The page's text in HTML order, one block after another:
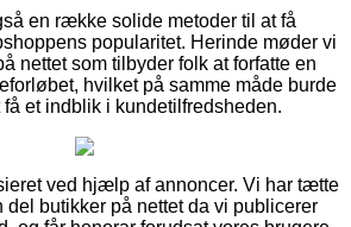
en række solide metoder til at få
popularitet. Herinde møder vi
nettet som tilbyder folk at forfatte en
hvilket på samme måde burde
et indblik i kundetilfredsheden.
ved hjælp af annoncer. Vi har tætte
del butikker på nettet da vi publicerer